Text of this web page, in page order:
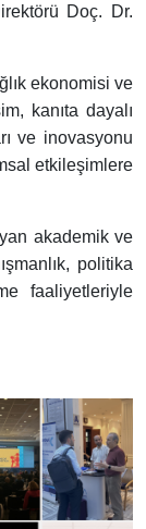
Doç. Dr.
ekonomisi ve
kanıta dayalı
ve inovasyonu
etkileşimlere
akademik ve
politika
faaliyetleriyle